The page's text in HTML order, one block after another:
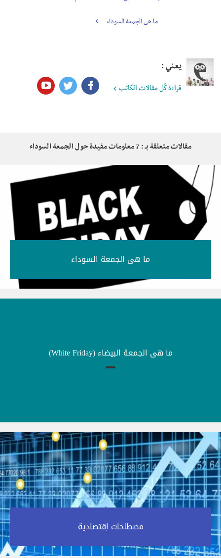
ما هى الجمعة السوداء
يعني :
قراءة كُل مقالات الكاتب
مقالات متعلقة بـ : 7 معلومات مفيدة حول الجمعة السوداء
ما هى الجمعة السوداء‎
ما هى الجمعة البيضاء (White Friday)
مصطلحات إقتصادية‎